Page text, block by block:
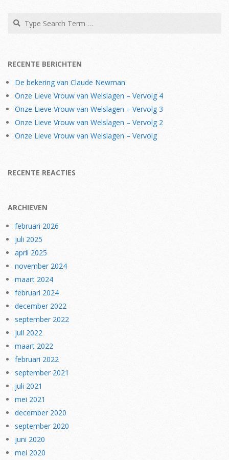
Search
RECENTE BERICHTEN
De bekering van Claude Newman
Onze Lieve Vrouw van Welslagen – Vervolg 4
Onze Lieve Vrouw van Welslagen – Vervolg 3
Onze Lieve Vrouw van Welslagen – Vervolg 2
Onze Lieve Vrouw van Welslagen – Vervolg
RECENTE REACTIES
ARCHIEVEN
februari 2026
juli 2025
april 2025
november 2024
maart 2024
februari 2024
december 2022
september 2022
juli 2022
maart 2022
februari 2022
september 2021
juli 2021
mei 2021
december 2020
september 2020
juni 2020
mei 2020